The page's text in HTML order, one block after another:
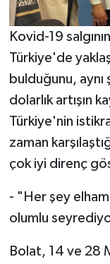
Kovid-19
Türkiye'de
bulduğunu,
dolarlık artışın
Türkiye'nin
zaman
çok iyi direnç
- "Her şey
olumlu
Bolat, 14 ve 28